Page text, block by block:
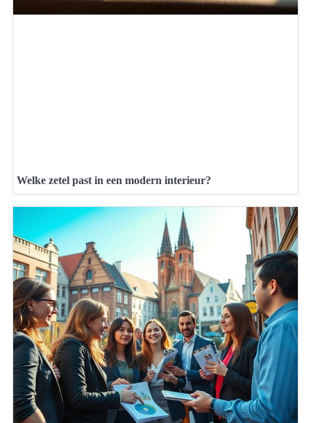
Welke zetel past in een modern interieur?